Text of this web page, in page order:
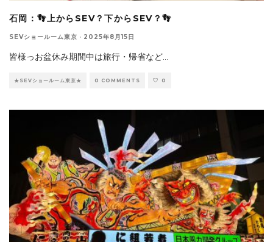
石岡：👣上からSEV？下からSEV？👣
SEVショールーム東京 · 2025年8月15日
皆様っお盆休み期間中は旅行・帰省など
★SEVショールーム東京★ 0 COMMENTS 0